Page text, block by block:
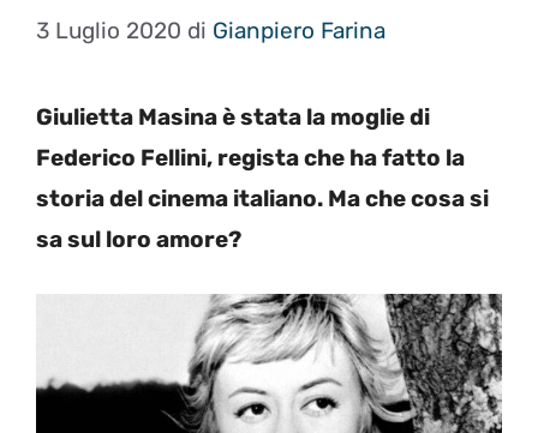
3 Luglio 2020 di Gianpiero Farina
Giulietta Masina è stata la moglie di
Federico Fellini, regista che ha fatto la
storia del cinema italiano. Ma che cosa si
sa sul loro amore?